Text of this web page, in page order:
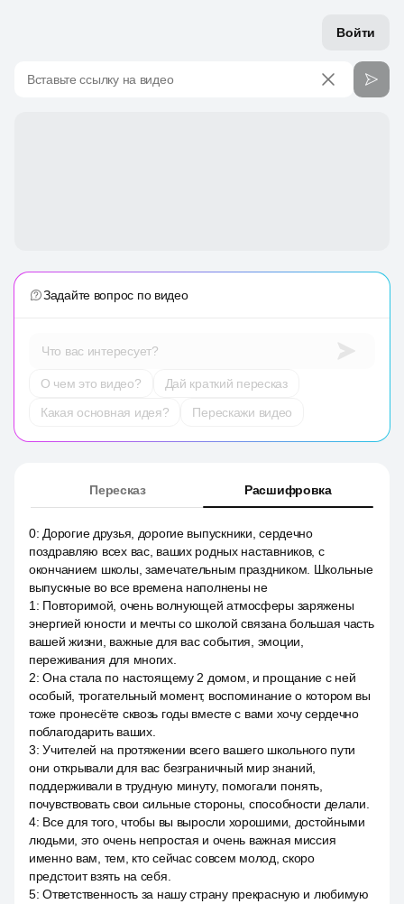
Войти
Вставьте ссылку на видео
Задайте вопрос по видео
Что вас интересует?
О чем это видео?
Дай краткий пересказ
Какая основная идея?
Перескажи видео
Пересказ Расшифровка
0: Дорогие друзья, дорогие выпускники, сердечно
поздравляю всех вас, ваших родных наставников, с
окончанием школы, замечательным праздником. Школьные
выпускные во все времена наполнены не
1 : Повторимой, очень волнующей атмосферы заряжены
энергией юности и мечты со школой связана большая часть
вашей жизни, важные для вас события, эмоции,
переживания для многих.
2:Она стала по настоящему 2 домом, и прощание с ней
особый, трогательный момент, воспоминание о котором вы
тоже пронесёте сквозь годы вместе с вами хочу сердечно
поблагодарить ваших.
3:Учителей на протяжении всего вашего школьного пути
они открывали для вас безграничный мир знаний,
поддерживали в трудную минуту, помогали понять,
почувствовать свои сильные стороны, способности делали.
4: Все для того, чтобы вы выросли хорошими, достойными
людьми, это очень непростая и очень важная миссия
именно вам, тем, кто сейчас совсем молод, скоро
предстоит взять на себя.
5:Ответственность за нашу страну прекрасную и любимую